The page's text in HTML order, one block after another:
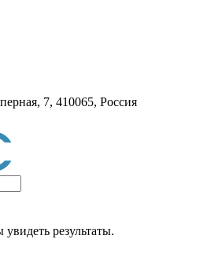
7, 410065, Россия
результаты.